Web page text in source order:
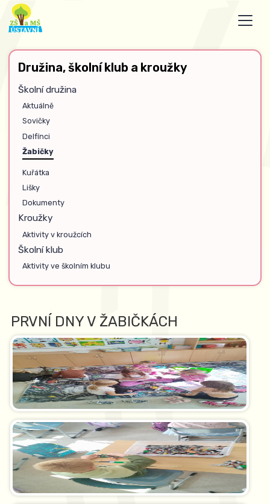
Družina, školní klub a kroužky
Školní družina
Aktuálně
Sovičky
Delfínci
Žabičky
Kuřátka
Lišky
Dokumenty
Kroužky
Aktivity v kroužcích
Školní klub
Aktivity ve školním klubu
PRVNÍ DNY V ŽABIČKÁCH